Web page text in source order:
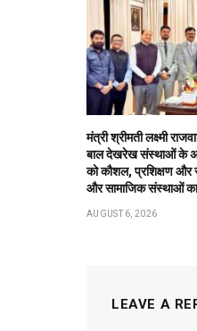
मंत्री श्रीमती लक्ष्मी
बाल देखरेख संस्थाओं के
को कौशल, प्रशिक्षण और
और सामाजिक संस्थाओं
AUGUST 6, 2026
LEAVE A